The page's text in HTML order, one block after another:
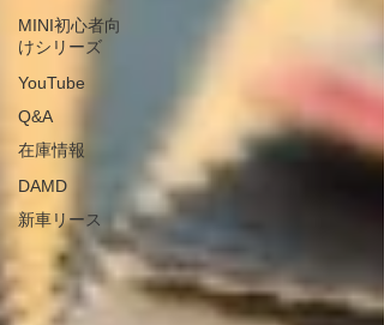
MINI初心者向
けシリーズ
YouTube
Q&A
在庫情報
DAMD
新車リース